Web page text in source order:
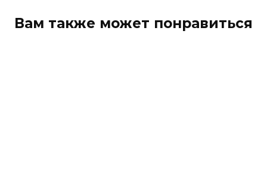
Вам также может понравиться